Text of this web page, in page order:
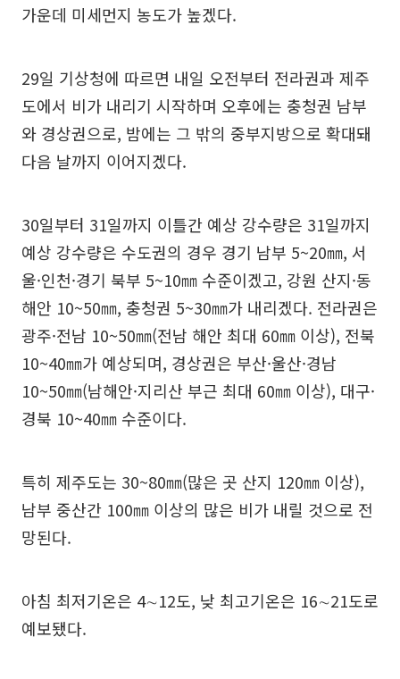
가운데 미세먼지 농도가 높겠다.
29일 기상청에 따르면 내일 오전부터 전라권과 제주
도에서 비가 내리기 시작하며 오후에는 충청권 남부
와 경상권으로, 밤에는 그 밖의 중부지방으로 확대돼
다음 날까지 이어지겠다.
30일부터 31일까지 이틀간 예상 강수량은 31일까지
예상 강수량은 수도권의 경우 경기 남부 5~20㎜, 서
울·인천·경기 북부 5~10㎜ 수준이겠고, 강원 산지·동
해안 10~50㎜, 충청권 5~30㎜가 내리겠다. 전라권은
광주·전남 10~50㎜(전남 해안 최대 60㎜ 이상), 전북
10~40㎜가 예상되며, 경상권은 부산·울산·경남
10~50㎜(남해안·지리산 부근 최대 60㎜ 이상), 대구·
경북 10~40㎜ 수준이다.
특히 제주도는 30~80㎜(많은 곳 산지 120㎜ 이상),
남부 중산간 100㎜ 이상의 많은 비가 내릴 것으로 전
망된다.
아침 최저기온은 4∼12도, 낮 최고기온은 16∼21도로
예보됐다.